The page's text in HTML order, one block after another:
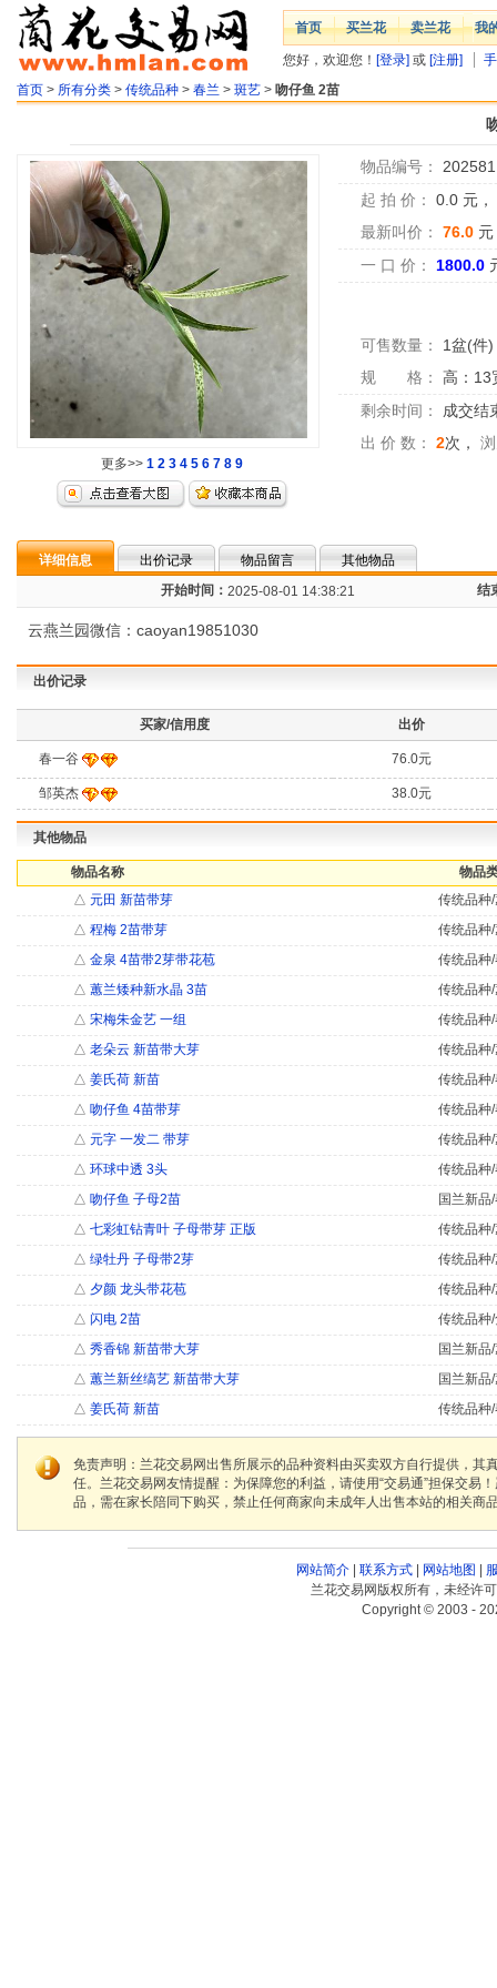
首页 买兰花 卖兰花 我
您好，欢迎您！ [登录] 或 [注册]
首页 > 所有分类 > 传统品种 > 春兰 > 斑艺 > 吻仔鱼 2苗
更多>> 1 2 3 4 5 6 7 8 9
物品编号：
起 拍 价：
0.0 元，
最新叫价：
76.0 元
一 口 价：
1800.0
可售数量： 1盆(件)
规 格：
高：13
剩余时间：
成交结
出 价 数：
2次，
详细信息 出价记录 物品留言
其他物品
开始时间： 2025-08-01 14:38:21 结
云燕兰园微信：caoyan19851030
出价记录
买家/信用度 出价
春一谷 76.0元
邹英杰 38.0元
其他物品
物品名称
物品
△ 元田 新苗带芽
传统品种
△ 程梅 2苗带芽
传统品种
△ 金泉 4苗带2芽带花苞
传统品种
△ 蕙兰矮种新水晶 3苗
传统品种
△ 宋梅朱金艺 一组
传统品种
△ 老朵云 新苗带大芽
传统品种
△ 姜氏荷 新苗
传统品种
△ 吻仔鱼 4苗带芽
传统品种
△ 元字 一发二 带芽
传统品种
△ 环球中透 3头
传统品种
△ 吻仔鱼 子母2苗
国兰新品
△ 七彩虹钻青叶 子母带芽 正版
传统品种
△ 绿牡丹 子母带2芽
传统品种
△ 夕颜 龙头带花苞
传统品种
△ 闪电 2苗
传统品种
△ 秀香锦 新苗带大芽
国兰新品
△ 蕙兰新丝缟艺 新苗带大芽
国兰新品
△ 姜氏荷 新苗 传统品种
免责声明：兰花交易网出售所展示的品种资料由买卖双方自行提供，
任。兰花交易网友情提醒：为保障您的利益，请使用“交易通”担保交
品，需在家长陪同下购买，禁止任何商家向未成年人出售本站的相关商
网站简介| 联系方式| 网站地图
兰花交易网版权所有，未经许
Copyright © 2003 -